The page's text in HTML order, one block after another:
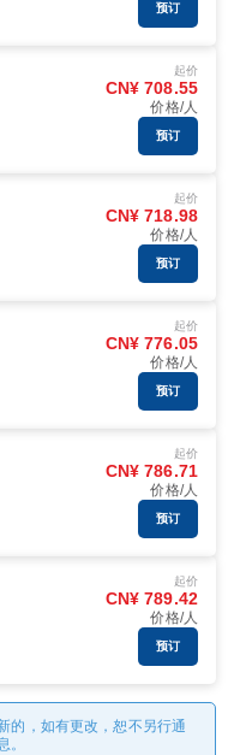
预订
起价
CN¥ 708.55
价格/人
预订
起价
CN¥ 718.98
价格/人
预订
起价
CN¥ 776.05
价格/人
预订
起价
CN¥ 786.71
价格/人
预订
起价
CN¥ 789.42
价格/人
预订
的，如有更改，恕不另行通
。